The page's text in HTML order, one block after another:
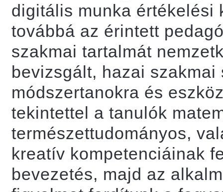
digitális munka értékelési
továbbá az érintett
szakmai tartalmát
bevizsgált, hazai
módszertanokra és
tekintettel a tanulók
természettudományos,
kreatív kompetenciáinak
bevezetés, majd az